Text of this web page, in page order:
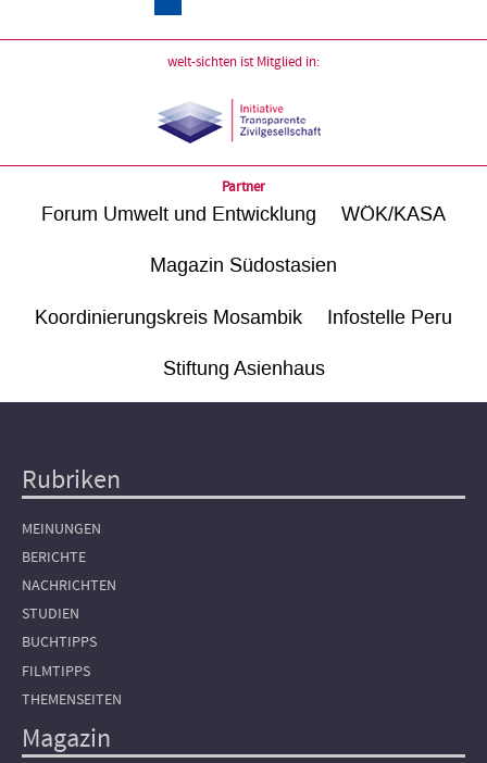
welt-sichten ist Mitglied in:
Partner
Forum Umwelt und Entwicklung WÖK/KASA
Magazin Südostasien
Koordinierungskreis Mosambik Infostelle Peru
Stiftung Asienhaus
Hauptnavigation
Rubriken
MEINUNGEN
BERICHTE
NACHRICHTEN
STUDIEN
BUCHTIPPS
FILMTIPPS
THEMENSEITEN
Magazin